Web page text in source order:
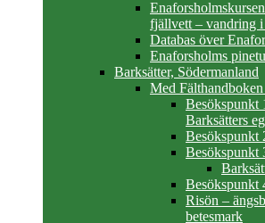
fjällvett – vandring i
Databas över
Enaforsholms
Barksätter, Södermanland
Med
Besökspunkt
Barksätters
Besökspunkt
Besökspunkt
Besökspunkt
Risön –
betesmark